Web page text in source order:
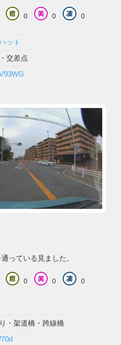
0 0 0
ット
交差点
っている見ました。
0 0 0
・架道橋・跨線橋